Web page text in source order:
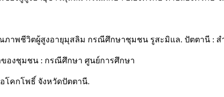
ภาพชีวิตผู้สูงอายุมุสลิม กรณีศึกษาชุมชน รูสะมิแล. ปัตตานี :
ของชุมชน : กรณีศึกษา ศูนย์การศึกษา
โคกโพธิ์ จังหวัดปัตตานี.